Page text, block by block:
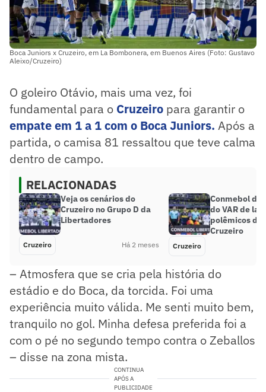
Boca Juniors x Cruzeiro, em La Bombonera, em Buenos Aires (Foto: Gustavo
Aleixo/Cruzeiro)
O goleiro Otávio, mais uma vez, foi
fundamental para o Cruzeiro para garantir o
empate em 1 a 1 com o Boca Juniors. Após a
partida, o camisa 81 ressaltou que teve calma
dentro de campo.
RELACIONADAS
Veja os cenários do
Cruzeiro no Grupo D da
Libertadores
Cruzeiro Há 2 meses
Conmebol
do VAR de
polêmicos de
Cruzeiro
Cruzeiro
– Atmosfera que se cria pela história do
estádio e do Boca, da torcida. Foi uma
experiência muito válida. Me senti muito bem,
tranquilo no gol. Minha defesa preferida foi a
com o pé no segundo tempo contra o Zeballos
– disse na zona mista.
CONTINUA
APÓS A
PUBLICIDADE